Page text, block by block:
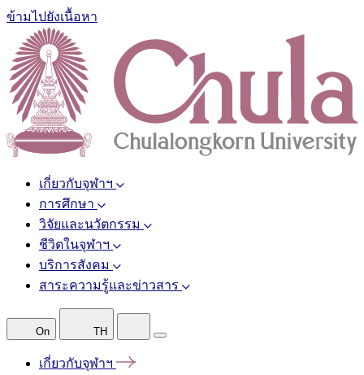
ข้ามไปยังเนื้อหา
เกี่ยวกับจุฬาฯ
การศึกษา
วิจัยและนวัตกรรม
ชีวิตในจุฬาฯ
บริการสังคม
สาระความรู้และข่าวสาร
On TH
เกี่ยวกับจุฬาฯ